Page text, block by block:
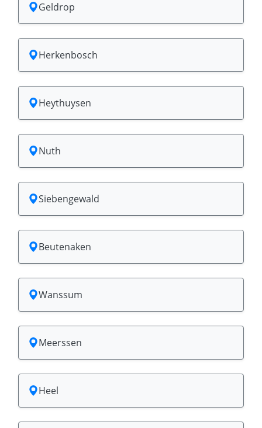
Geldrop
Herkenbosch
Heythuysen
Nuth
Siebengewald
Beutenaken
Wanssum
Meerssen
Heel